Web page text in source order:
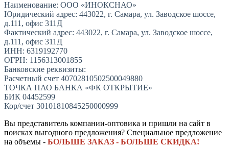
Наименование: ООО «ИНОКСНАО»
Юридический адрес: 443022, г. Самара, ул. Заводское шоссе,
д.111, офис 311Д
Фактический адрес: 443022, г. Самара, ул. Заводское шоссе,
д.111, офис 311Д
ИНН: 6319192770
ОГРН: 1156313001855
Банковские реквизиты:
Расчетный счет 40702810502500049880
ТОЧКА ПАО БАНКА «ФК ОТКРЫТИЕ»
БИК 04452599
Кор/счет 30101810845250000999
Вы представитель компании-оптовика и пришли на сайт в
поисках выгодного предложения? Специальное предложение
на объемы - БОЛЬШЕ ЗАКАЗ - БОЛЬШЕ СКИДКА!